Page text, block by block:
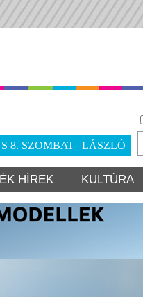
8. SZOMBAT | LÁSZLÓ
HÍREK KULTÚRA